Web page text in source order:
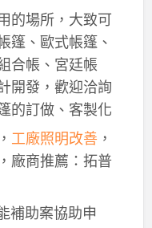
的場所，大致可
篷、歐式帳篷、
合帳、宮廷帳
開發，歡迎洽詢
的訂做、客製化
工廠照明改善，
廠商推薦：拓普
補助案協助申